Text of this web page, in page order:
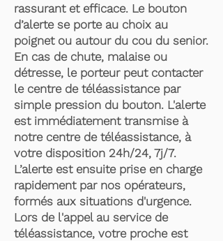
rassurant et efficace. Le bouton
d’alerte se porte au choix au
poignet ou autour du cou du senior.
En cas de chute, malaise ou
détresse, le porteur peut contacter
le centre de téléassistance par
simple pression du bouton. L'alerte
est immédiatement transmise à
notre centre de téléassistance, à
votre disposition 24h/24, 7j/7.
L’alerte est ensuite prise en charge
rapidement par nos opérateurs,
formés aux situations d'urgence.
Lors de l'appel au service de
téléassistance, votre proche est